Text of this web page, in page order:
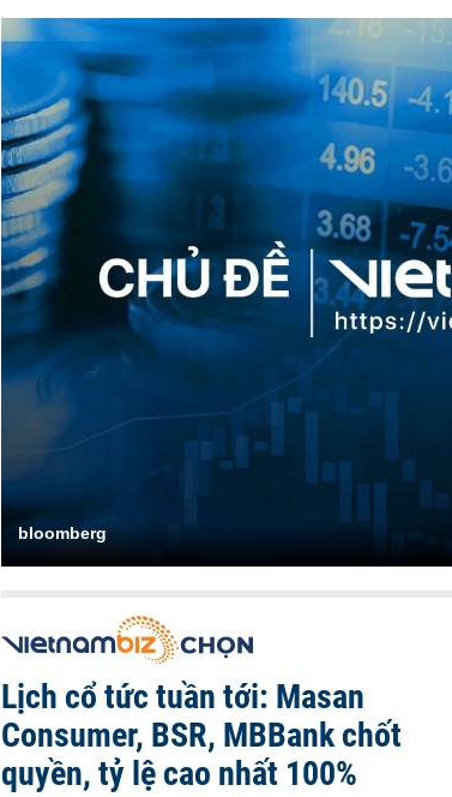
bloomberg
Lịch cổ tức tuần tới: Masan
Consumer, BSR, MBBank chốt
quyền, tỷ lệ cao nhất 100%